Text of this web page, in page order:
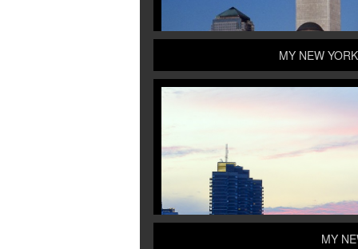
MY NEW
MY